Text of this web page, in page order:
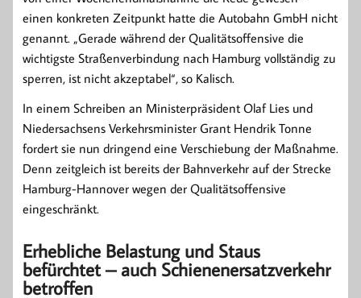
einen konkreten Zeitpunkt hatte die Autobahn GmbH nicht
genannt. „Gerade während der Qualitätsoffensive die
wichtigste Straßenverbindung nach Hamburg vollständig zu
sperren, ist nicht akzeptabel“, so Kalisch.
In einem Schreiben an Ministerpräsident Olaf Lies und
Niedersachsens Verkehrsminister Grant Hendrik Tonne
fordert sie nun dringend eine Verschiebung der Maßnahme.
Denn zeitgleich ist bereits der Bahnverkehr auf der Strecke
Hamburg-Hannover wegen der Qualitätsoffensive
eingeschränkt.
Erhebliche Belastung und Staus
befürchtet – auch Schienenersatzverkehr
betroffen